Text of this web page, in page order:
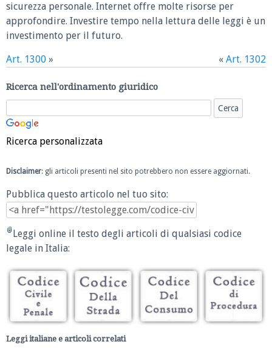
sicurezza personale. Internet offre molte risorse per
approfondire. Investire tempo nella lettura delle leggi è un
investimento per il futuro.
Art. 1300 » « Art. 1302
Ricerca nell'ordinamento giuridico
Ricerca personalizzata
Disclaimer: gli articoli presenti nel sito potrebbero non essere aggiornati.
Pubblica questo articolo nel tuo sito:
Leggi online il testo degli articoli di qualsiasi codice
legale in Italia:
Leggi italiane e articoli correlati